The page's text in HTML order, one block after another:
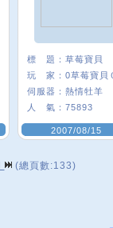
標 題： 草莓寶貝
玩 家： 0草莓寶貝
伺服器： 熱情牡羊
人 氣： 75893
2007/08/15
(總頁數:133)